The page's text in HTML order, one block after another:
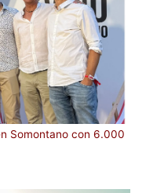
Somontano con 6.000